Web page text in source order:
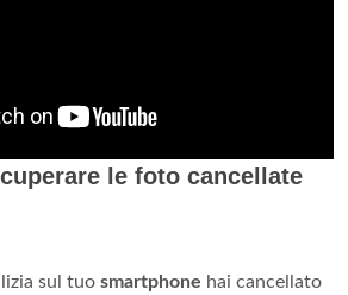
le foto cancellate
sul tuo smartphone hai cancellato